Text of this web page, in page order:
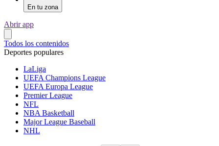
En tu zona
Abrir app
Todos los contenidos
Deportes populares
LaLiga
UEFA Champions League
UEFA Europa League
Premier League
NFL
NBA Basketball
Major League Baseball
NHL